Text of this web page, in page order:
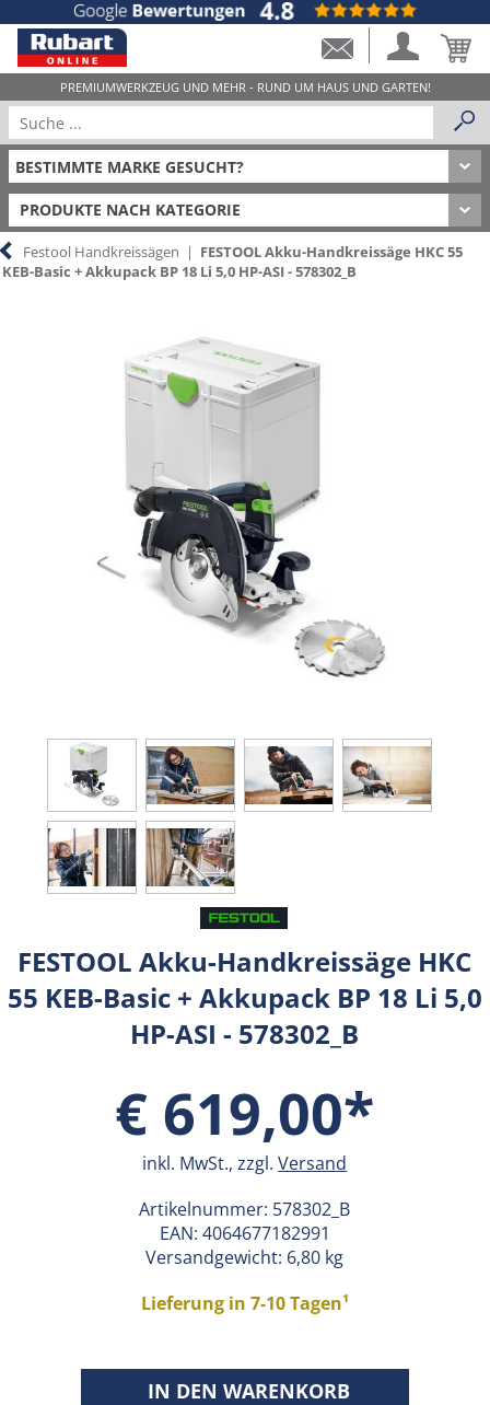
PRODUKTE NACH KATEGORIE
Festool Handkreissägen | FESTOOL Akku-Handkreissäge HKC 55
KEB-Basic + Akkupack BP 18 Li 5,0 HP-ASI - 578302_B
FESTOOL Akku-Handkreissäge HKC
55 KEB-Basic + Akkupack BP 18 Li 5,0
HP-ASI - 578302_B
€ 619,00*
inkl. MwSt., zzgl.Versand
Artikelnummer: 578302_B
EAN: 4064677182991
Versandgewicht: 6,80 kg
Lieferung in 7-10 Tagen¹
IN DEN WARENKORB